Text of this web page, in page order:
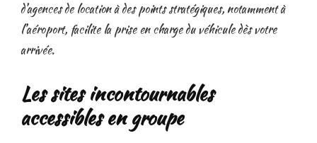
d’agences de location à des points stratégiques, notamment à
l’aéroport, facilite la prise en charge du véhicule dès votre
arrivée.
Les sites incontournables
accessibles en groupe